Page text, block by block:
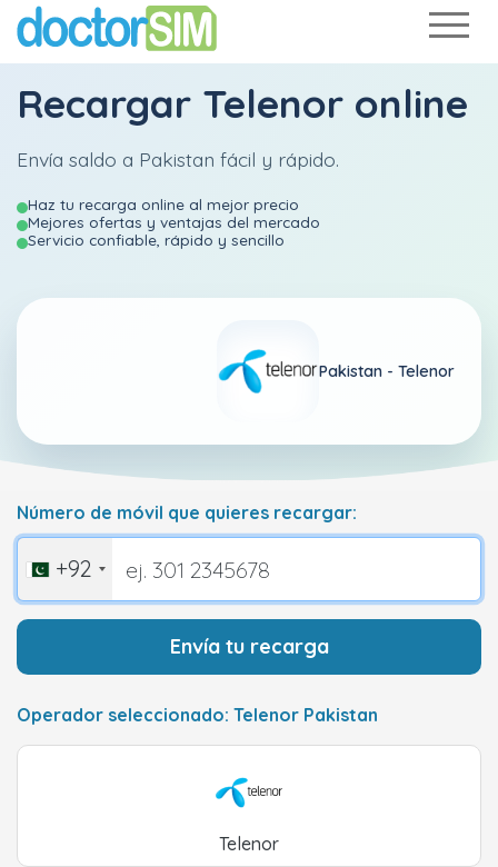
Recargar Telenor online
Envía saldo a Pakistan fácil y rápido.
Haz tu recarga online al mejor precio
Mejores ofertas y ventajas del mercado
Servicio confiable, rápido y sencillo
Pakistan - Telenor
Número de móvil que quieres recargar:
+92
Envía tu recarga
Operador seleccionado: Telenor Pakistan
Telenor